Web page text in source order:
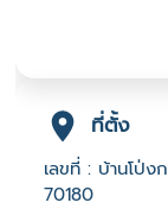
ที่ตั้ง
เลขที่ : บ้านโป่
70180